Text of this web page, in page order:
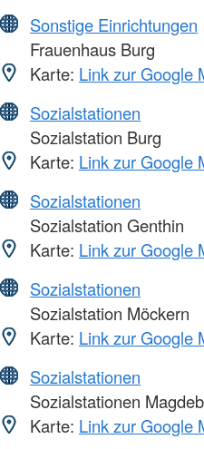
Sonstige Einrichtungen
Frauenhaus Burg
Karte: Link zur Google
Sozialstationen
Sozialstation Burg
Karte: Link zur Google
Sozialstationen
Sozialstation Genthin
Karte: Link zur Google
Sozialstationen
Sozialstation Möckern
Karte: Link zur Google
Sozialstationen
Sozialstationen
Karte: Link zur Google